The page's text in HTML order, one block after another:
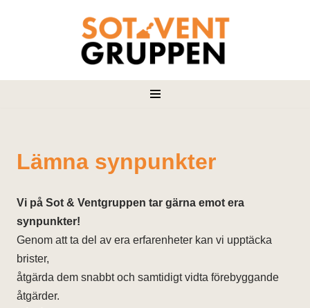
Lämna synpunkter
Vi på Sot & Ventgruppen tar gärna emot era
synpunkter!
Genom att ta del av era erfarenheter kan vi upptäcka
brister,
åtgärda dem snabbt och samtidigt vidta förebyggande
åtgärder.